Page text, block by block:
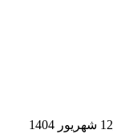
12 شهریور 1404